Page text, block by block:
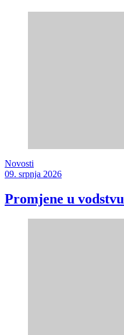
Novosti
09. srpnja 2026
Promjene u